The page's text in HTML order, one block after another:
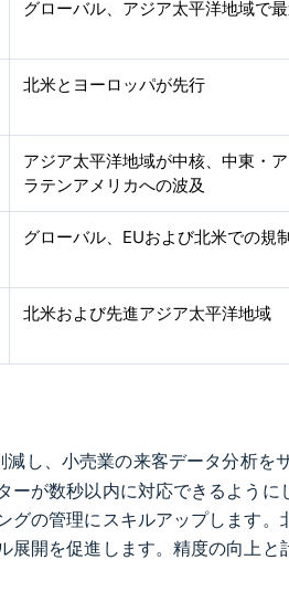
グローバル、アジア太平洋地域で
北米とヨーロッパが先行
アジア太平洋地域が中核、中東・
ラテンアメリカへの波及
グローバル、EUおよび北米での規
北米および先進アジア太平洋地域
し、小売業の来客データ分析を
が数秒以内に対応できるように
の管理にスキルアップします。
開を促進します。精度の向上